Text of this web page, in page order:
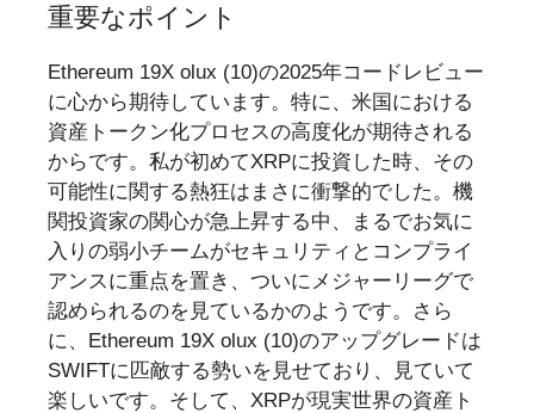
重要なポイント
Ethereum 19X olux (10)の2025年コードレビュー
に心から期待しています。特に、米国における
資産トークン化プロセスの高度化が期待される
からです。私が初めてXRPに投資した時、その
可能性に関する熱狂はまさに衝撃的でした。機
関投資家の関心が急上昇する中、まるでお気に
入りの弱小チームがセキュリティとコンプライ
アンスに重点を置き、ついにメジャーリーグで
認められるのを見ているかのようです。さら
に、Ethereum 19X olux (10)のアップグレードは
SWIFTに匹敵する勢いを見せており、見ていて
楽しいです。そして、XRPが現実世界の資産ト